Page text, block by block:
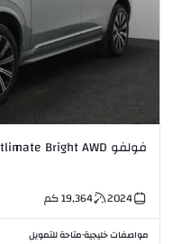
فولفو XC90 B6 Utlimate Bright AWD
2024
19,364كم
مواصفات خليجية•متاحة للتمويل